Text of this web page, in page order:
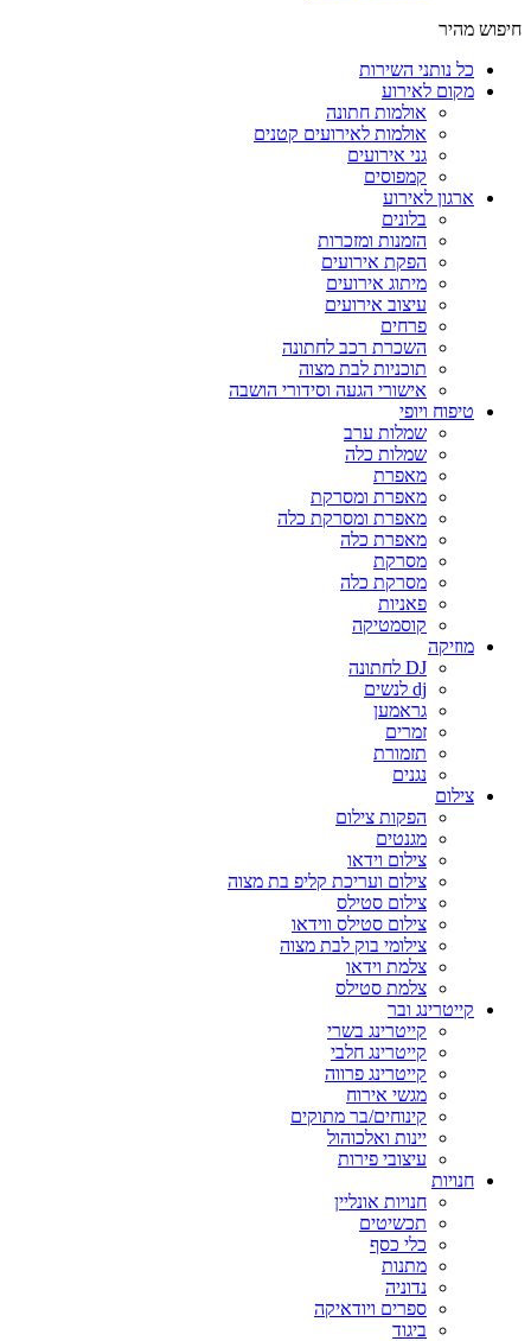
חיפוש מהיר
כל נותני השירות
מקום לאירוע
אולמות חתונה
אולמות לאירועים קטנים
גני אירועים
קמפוסים
ארגון לאירוע
בלונים
הזמנות ומזכרות
הפקת אירועים
מיתוג אירועים
עיצוב אירועים
פרחים
השכרת רכב לחתונה
תוכניות לבת מצוה
אישורי הגעה וסידורי הושבה
טיפוח ויופי
שמלות ערב
שמלות כלה
מאפרת
מאפרת ומסרקת
מאפרת ומסרקת כלה
מאפרת כלה
מסרקת
מסרקת כלה
פאניות
קוסמטיקה
מוזיקה
DJ לחתונה
dj לנשים
גראמען
זמרים
תזמורת
נגנים
צילום
הפקות צילום
מגנטים
צילום וידאו
צילום ועריכת קליפ בת מצוה
צילום סטילס
צילום סטילס ווידאו
צילומי בוק לבת מצוה
צלמת וידאו
צלמת סטילס
קייטרינג ובר
קייטרינג בשרי
קייטרינג חלבי
קייטרינג פרווה
מגשי אירוח
קינוחים/בר מתוקים
יינות ואלכוהול
עיצובי פירות
חנויות
חנויות אונליין
תכשיטים
כלי כסף
מתנות
נדוניה
ספרים ויודאיקה
ביגוד